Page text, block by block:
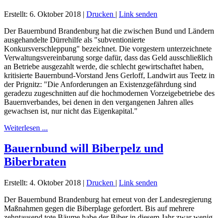
Erstellt: 6. Oktober 2018 | Drucken | Link senden
Der Bauernbund Brandenburg hat die zwischen Bund und Ländern
ausgehandelte Dürrehilfe als "subventionierte
Konkursverschleppung" bezeichnet. Die vorgestern unterzeichnete
Verwaltungsvereinbarung sorge dafür, dass das Geld ausschließlich
an Betriebe ausgezahlt werde, die schlecht gewirtschaftet haben,
kritisierte Bauernbund-Vorstand Jens Gerloff, Landwirt aus Teetz in
der Prignitz: "Die Anforderungen an Existenzgefährdung sind
geradezu zugeschnitten auf die hochmodernen Vorzeigebetriebe des
Bauernverbandes, bei denen in den vergangenen Jahren alles
gewachsen ist, nur nicht das Eigenkapital."
Weiterlesen ...
Bauernbund will Biberpelz und
Biberbraten
Erstellt: 4. Oktober 2018 | Drucken | Link senden
Der Bauernbund Brandenburg hat erneut von der Landesregierung
Maßnahmen gegen die Biberplage gefordert. Bis auf mehrere